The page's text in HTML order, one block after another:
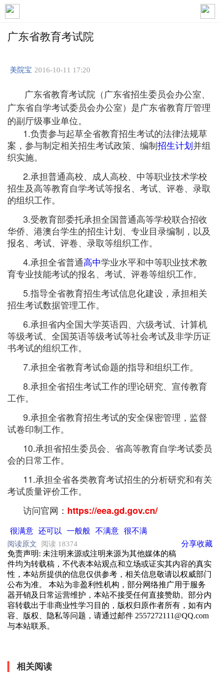
广东省教育考试院
美院宝 2016-10-11 17:20
广东省教育考试院（广东省招生委员会办公室、
广东省自学考试委员会办公室）是广东省教育厅管理
的副厅级事业单位。
1.负责参与起草全省教育招生考试的法律法规草
案，参与制定相关招生考试政策、编制招生计划并组
织实施。
2.承担普通高校、成人高校、中等职业技术学校
招生及高等教育自学考试等报名、考试、评卷、录取
的组织工作。
3.受教育部委托承担全国普通高等学校联合招收
华侨、港澳台学生的招生计划、专业目录编制，以及
报名、考试、评卷、录取等组织工作。
4.承担全省普通高中学业水平和中等职业技术教
育专业技能考试的报名、考试、评卷等组织工作。
5.指导全省教育招生考试信息化建设，承担相关
招生考试数据管理工作。
6.承担省内全国大学英语四、六级考试、计算机
等级考试、全国英语等级考试等社会考试及非学历证
书考试的组织工作。
7.承担全省教育考试命题的指导和组织工作。
8.承担全省招生考试工作的理论研究、宣传教育
工作。
9.承担全省教育招生考试的安全保密管理，监督
试卷印制工作。
10.承担省招生委员会、省高等教育自学考试委员
会的日常工作。
11.承担全省各类教育考试招生的分析研究和有关
考试质量评价工作。
访问官网： https://eea.gd.gov.cn/
很满意 还可以 一般般 不满意 很不满
阅读原文 阅读 18374 收藏
分享
免责声明: 未注明来源或注明来源为其他媒体的稿
件均为转载稿，不代表本站观点和立场或证实其内容的真实
性，本站所提供的信息仅供参考，相关信息敬请以权威部门
公布为准。 本站为非盈利性机构，部分网络推广用于服务
器开销及日常运营维护，本站不接受任何直接赞助。部分内
容转载出于非商业性学习目的，版权归原作者所有，如有内
容、版权、隐私等问题，请通过邮件 2557272111@QQ.com
与本站联系。
相关阅读